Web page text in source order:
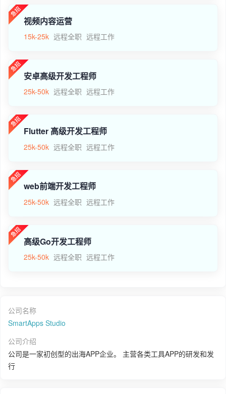
视频内容运营
15k-25k 远程全职 远程工作
安卓高级开发工程师
25k-50k 远程全职 远程工作
Flutter 高级开发工程师
25k-50k 远程全职 远程工作
web前端开发工程师
25k-50k 远程全职 远程工作
高级Go开发工程师
25k-50k 远程全职 远程工作
公司名称
SmartApps Studio
公司介绍
公司是一家初创型的出海APP企业。 主营各类工具APP的研发和发
行